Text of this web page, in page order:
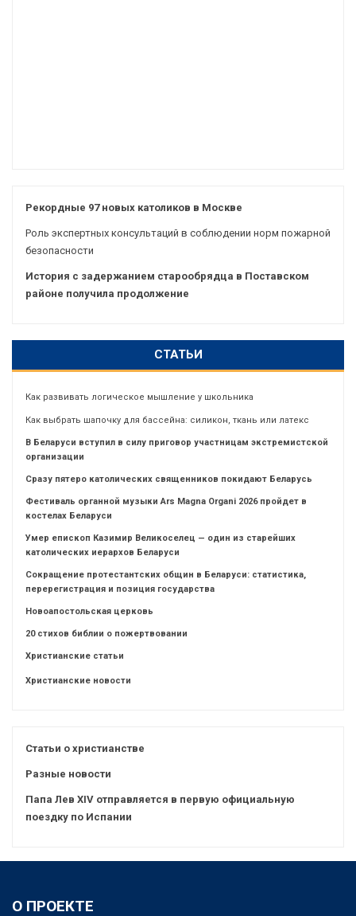
Рекордные 97 новых католиков в Москве
Роль экспертных консультаций в соблюдении норм пожарной
безопасности
История с задержанием старообрядца в Поставском
районе получила продолжение
СТАТЬИ
Как развивать логическое мышление у школьника
Как выбрать шапочку для бассейна: силикон, ткань или латекс
В Беларуси вступил в силу приговор участницам экстремистской
организации
Сразу пятеро католических священников покидают Беларусь
Фестиваль органной музыки Ars Magna Organi 2026 пройдет в
костелах Беларуси
Умер епископ Казимир Великоселец — один из старейших
католических иерархов Беларуси
Сокращение протестантских общин в Беларуси: статистика,
перерегистрация и позиция государства
Новоапостольская церковь
20 стихов библии о пожертвовании
Христианские статьи
Христианские новости
Статьи о христианстве
Разные новости
Папа Лев XIV отправляется в первую официальную
поездку по Испании
О ПРОЕКТЕ